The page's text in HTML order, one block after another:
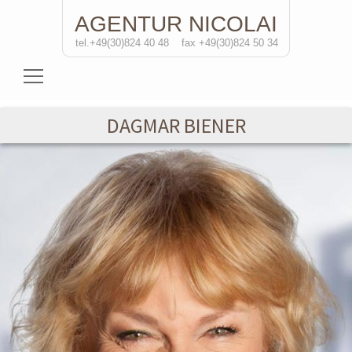
AGENTUR NICOLAI
tel.+49(30)824 40 48 fax +49(30)824 50 34
Schauspielerinnen
Schauspieler
Regisseure
Soloprojekte
Kontakt
DAGMAR BIENER